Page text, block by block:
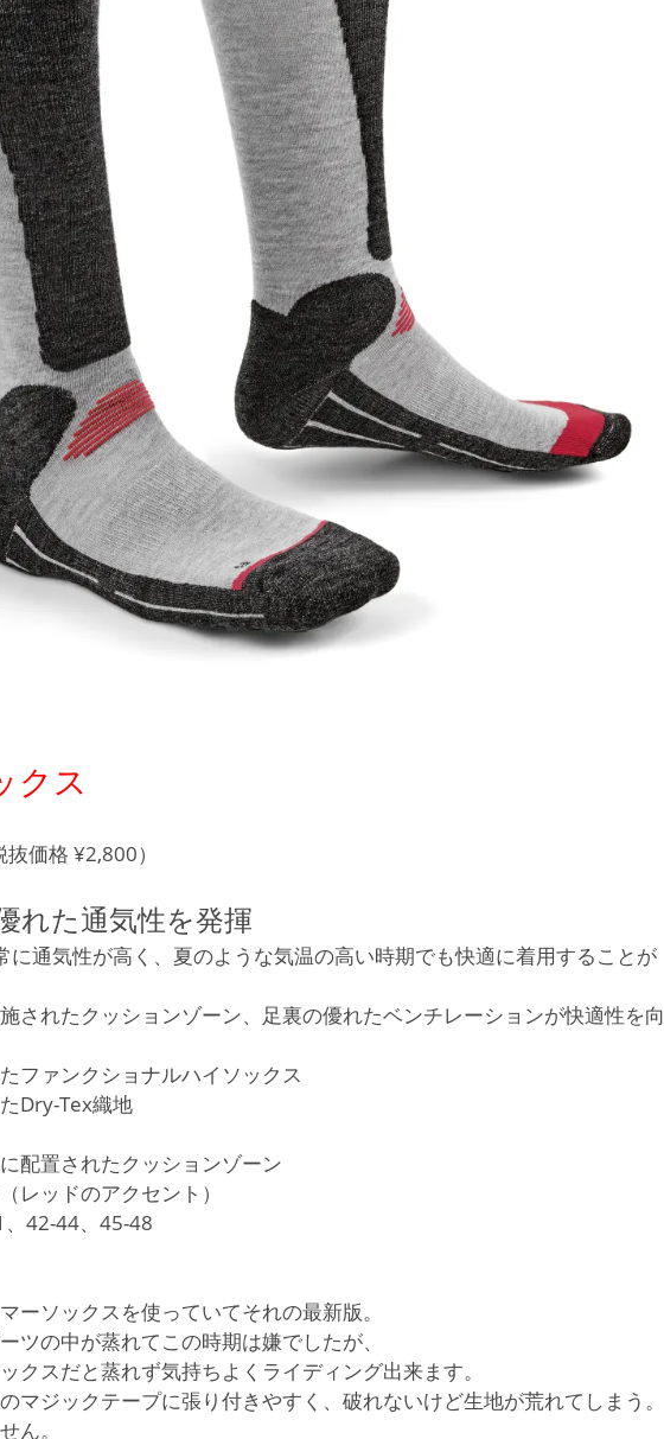
クス
抜価格 ¥2,800）
れた通気性を発揮
に通気性が高く、夏のような気温の高い時期でも快適に着用することが
されたクッションゾーン、足裏の優れたベンチレーションが快適性を向
ファンクショナルハイソックス
Dry-Tex織地
配置されたクッションゾーン
レッドのアクセント）
、42-44、45-48
ーソックスを使っていてそれの最新版。
ツの中が蒸れてこの時期は嫌でしたが、
クスだと蒸れず気持ちよくライディング出来ます。
マジックテープに張り付きやすく、破れないけど生地が荒れてしまう。
ん。